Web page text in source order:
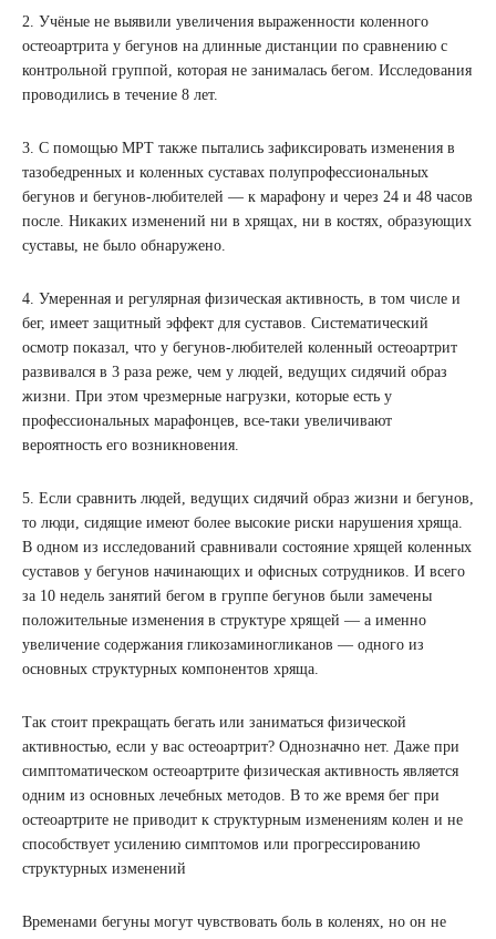
2. Учёные не выявили увеличения выраженности коленного
остеоартрита у бегунов на длинные дистанции по сравнению с
контрольной группой, которая не занималась бегом. Исследования
проводились в течение 8 лет.
3. С помощью МРТ также пытались зафиксировать изменения в
тазобедренных и коленных суставах полупрофессиональных
бегунов и бегунов-любителей — к марафону и через 24 и 48 часов
после. Никаких изменений ни в хрящах, ни в костях, образующих
суставы, не было обнаружено.
4. Умеренная и регулярная физическая активность, в том числе и
бег, имеет защитный эффект для суставов. Систематический
осмотр показал, что у бегунов-любителей коленный остеоартрит
развивался в 3 раза реже, чем у людей, ведущих сидячий образ
жизни. При этом чрезмерные нагрузки, которые есть у
профессиональных марафонцев, все-таки увеличивают
вероятность его возникновения.
5. Если сравнить людей, ведущих сидячий образ жизни и бегунов,
то люди, сидящие имеют более высокие риски нарушения хряща.
В одном из исследований сравнивали состояние хрящей коленных
суставов у бегунов начинающих и офисных сотрудников. И всего
за 10 недель занятий бегом в группе бегунов были замечены
положительные изменения в структуре хрящей — а именно
увеличение содержания гликозаминогликанов — одного из
основных структурных компонентов хряща.
Так стоит прекращать бегать или заниматься физической
активностью, если у вас остеоартрит? Однозначно нет. Даже при
симптоматическом остеоартрите физическая активность является
одним из основных лечебных методов. В то же время бег при
остеоартрите не приводит к структурным изменениям колен и не
способствует усилению симптомов или прогрессированию
структурных изменений
Временами бегуны могут чувствовать боль в коленях, но он не